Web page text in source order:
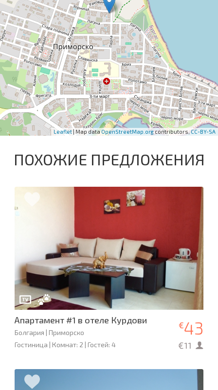
Leaflet | Map dataOpenStreetMap.orgcontributors,CC-BY-SA
ПОХОЖИЕ ПРЕДЛОЖЕНИЯ
Апартамент #1 в отеле Курдови
Болгария | Приморско
Гостиница | Комнат: 2 | Гостей: 4
€43
€11